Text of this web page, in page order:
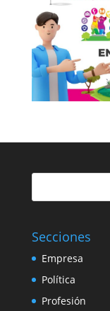
Secciones
Empresa
Política
Profesión